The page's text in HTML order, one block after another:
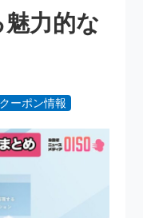
力的な
ーポン情報